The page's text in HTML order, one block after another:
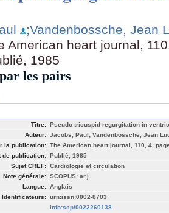
;Vandenbossche, Jean
American heart journal,
1985
les pairs
Titre: Pseudo tricuspid regurgitation in
Auteur: Jacobs, Paul; Vandenbossche, Jean
la publication: The American heart journal, 110, 4,
de publication: Publié, 1985
Sujet CREF: Cardiologie et circulation
Note générale: SCOPUS: ar.j
Langue: Anglais
Identificateurs: urn:issn:0002-8703
info:scp/0022260138